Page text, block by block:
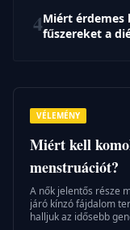
4Miért érdemes
fűszereket a
VÉLEMÉNY
Miért kell
menstruációt?
A nők jelentős része
járó kínzó fájdalom
halljuk az idősebb